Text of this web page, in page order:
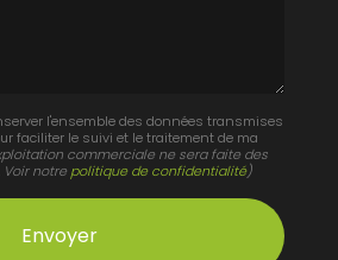
l'ensemble des données transmises
faciliter le suivi et le traitement de ma
commerciale ne sera faite des
notre politique de confidentialité)